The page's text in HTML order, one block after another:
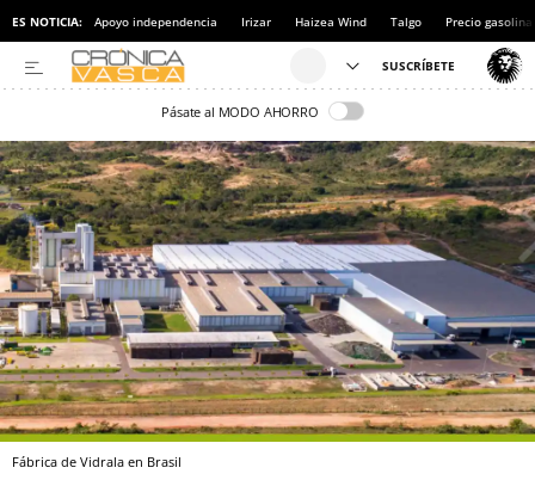
ES NOTICIA: Apoyo independencia Irizar Haizea Wind Talgo Precio gasolina
Pásate al MODO AHORRO
Fábrica de Vidrala en Brasil